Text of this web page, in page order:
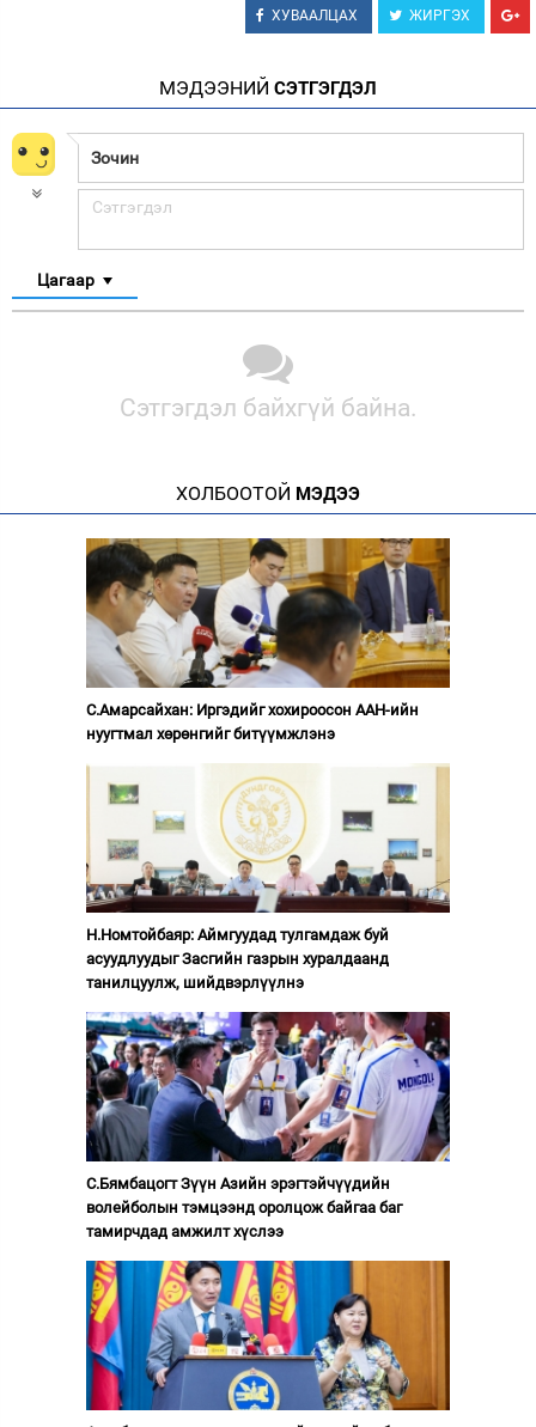
ХУВААЛЦАХ ЖИРГЭХ
МЭДЭЭНИЙ СЭТГЭГДЭЛ
Цагаар
Сэтгэгдэл байхгүй байна.
ХОЛБООТОЙ МЭДЭЭ
С.Амарсайхан: Иргэдийг хохироосон ААН-ийн
нуугтмал хөрөнгийг битүүмжлэнэ
Н.Номтойбаяр: Аймгуудад тулгамдаж буй
асуудлуудыг Засгийн газрын хуралдаанд
танилцуулж, шийдвэрлүүлнэ
С.Бямбацогт Зүүн Азийн эрэгтэйчүүдийн
волейболын тэмцээнд оролцож байгаа баг
тамирчдад амжилт хүслээ